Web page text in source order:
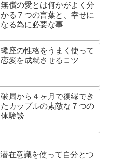
無償の愛とは何かがよく分
かる７つの言葉と、幸せに
なる為に必要な事
蠍座の性格をうまく使って
恋愛を成就させるコツ
破局から４ヶ月で復縁でき
たカップルの素敵な７つの
体験談
潜在意識を使って自分とつ